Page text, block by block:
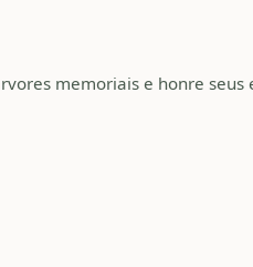
memoriais e honre seus